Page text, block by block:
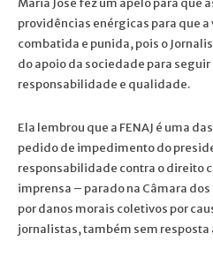
providências enérgicas para que
combatida e punida, pois o
do apoio da sociedade para
responsabilidade e qualidade.
Ela lembrou que a FENAJ é uma
pedido de impedimento do
responsabilidade contra o direito
imprensa – parado na Câmara
por danos morais coletivos por
jornalistas, também sem resposta